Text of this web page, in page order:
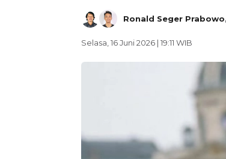
Ronald Seger Prabowo,
Selasa, 16 Juni 2026 | 19:11 WIB